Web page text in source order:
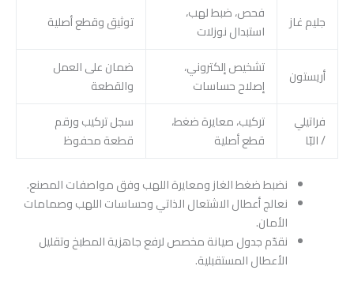
جليم غاز
فحص، ضبط لهب،
استبدال نوزلات
توثيق وقطع أصلية
أريستون
تشخيص إلكتروني،
إصلاح حساسات
ضمان على العمل
والقطعة
فراتيلي
/ البّا
تركيب، معايرة ضغط،
قطع أصلية
سجل تركيب ورقم
قطعة محفوظ
نضبط ضغط الغاز ومعايرة اللهب وفق مواصفات المصنع.
نعالج أعطال الاشتعال الذاتي وحساسات اللهب وصمامات
الأمان.
نقدّم جدول صيانة مخصص لرفع جاهزية المطبخ وتقليل
الأعطال المستقبلية.